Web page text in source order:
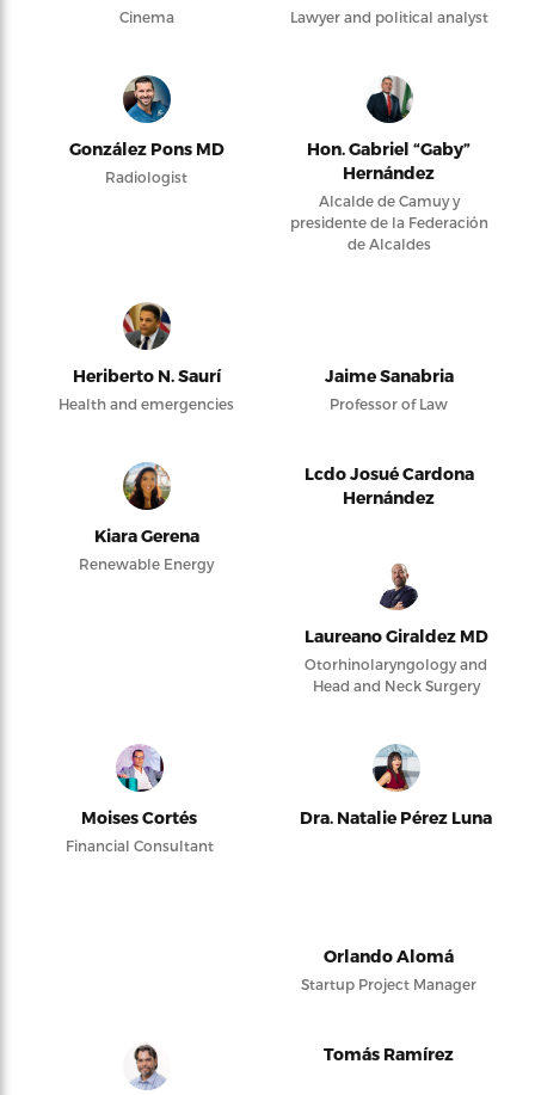
Cinema Lawyer and political analyst
González Pons MD
Radiologist
Hon. Gabriel “Gaby”
Hernández
Alcalde de Camuy y
presidente de la Federación
de Alcaldes
Heriberto N. Saurí
Health and emergencies
Jaime Sanabria
Professor of Law
Kiara Gerena
Renewable Energy
Lcdo Josué Cardona
Hernández
Laureano Giraldez MD
Otorhinolaryngology and
Head and Neck Surgery
Moises Cortés
Financial Consultant
Dra. Natalie Pérez Luna
Orlando Alomá
Startup Project Manager
Tomás Ramírez